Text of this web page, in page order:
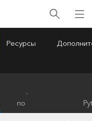
Ресурсы
по
инструментам